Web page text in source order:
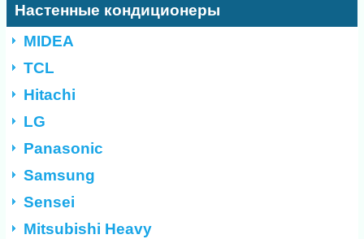
Настенные кондиционеры
MIDEA
TCL
Hitachi
LG
Panasonic
Samsung
Sensei
Mitsubishi Heavy